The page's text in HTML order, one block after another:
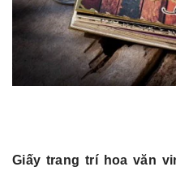
Giấy trang trí hoa văn